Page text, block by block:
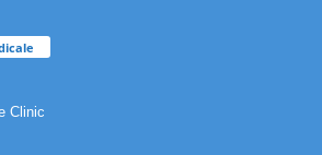
Clinic